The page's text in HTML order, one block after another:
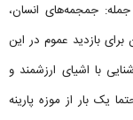
جمله: جمجمه‌های انسان،
برای بازدید عموم در این
با اشیای ارزشمند و
یک بار از موزه پارینه